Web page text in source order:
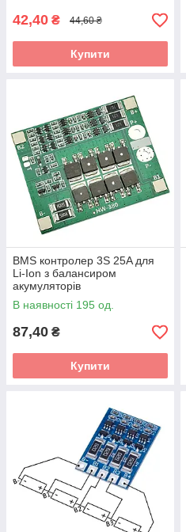
42,40 ₴ 44,60 ₴
Купити
BMS контролер 3S 25A для
Li-Ion з балансиром
акумуляторів
В наявності 195 од.
87,40 ₴
Купити